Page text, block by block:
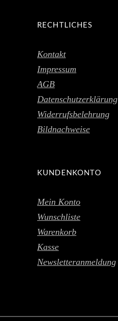
RECHTLICHES
Kontakt
Impressum
AGB
Datenschutzerklärung
Widerrufsbelehrung
Bildnachweise
KUNDENKONTO
Mein Konto
Wunschliste
Warenkorb
Kasse
Newsletteranmeldung